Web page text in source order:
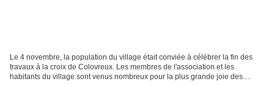
Le 4 novembre, la population du village était conviée à célébrer la fin des
travaux à la croix de Colovreux. Les membres de l'association et les
habitants du village sont venus nombreux pour la plus grande joie des